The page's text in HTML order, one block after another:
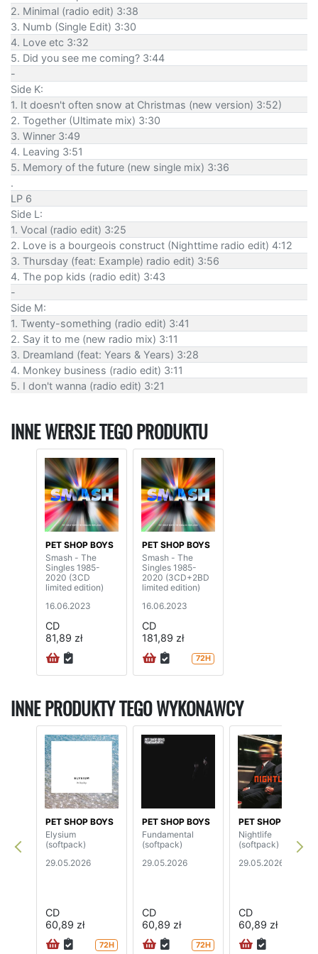
2. Minimal (radio edit) 3:38
3. Numb (Single Edit) 3:30
4. Love etc 3:32
5. Did you see me coming? 3:44
-
Side K:
1. It doesn't often snow at Christmas (new version) 3:52)
2. Together (Ultimate mix) 3:30
3. Winner 3:49
4. Leaving 3:51
5. Memory of the future (new single mix) 3:36
.
LP 6
Side L:
1. Vocal (radio edit) 3:25
2. Love is a bourgeois construct (Nighttime radio edit) 4:12
3. Thursday (feat: Example) radio edit) 3:56
4. The pop kids (radio edit) 3:43
-
Side M:
1. Twenty-something (radio edit) 3:41
2. Say it to me (new radio mix) 3:11
3. Dreamland (feat: Years & Years) 3:28
4. Monkey business (radio edit) 3:11
5. I don't wanna (radio edit) 3:21
INNE WERSJE TEGO PRODUKTU
PET SHOP BOYS
Smash - The
Singles 1985-
2020 (3CD
limited edition)
16.06.2023
CD
81,89 zł
PET SHOP BOYS
Smash - The
Singles 1985-
2020 (3CD+2BD
limited edition)
16.06.2023
CD
181,89 zł
72H
INNE PRODUKTY TEGO WYKONAWCY
PET SHOP BOYS
Elysium
(softpack)
29.05.2026
CD
60,89 zł
72H
PET SHOP BOYS
Fundamental
(softpack)
29.05.2026
CD
60,89 zł
72H
PET SHOP BOYS
Nightlife
(softpack)
29.05.2026
CD
60,89 zł